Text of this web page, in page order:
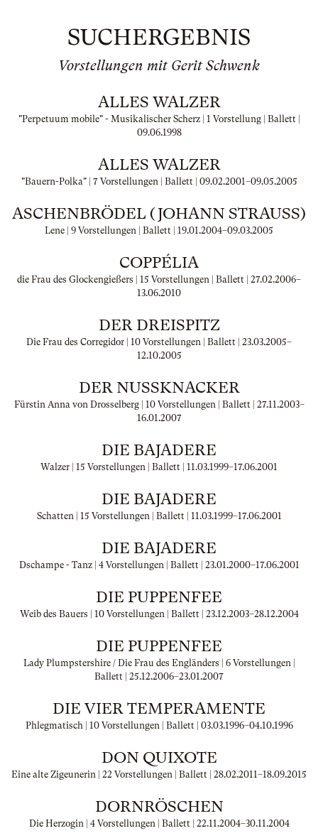
SUCHERGEBNIS
Vorstellungen mit Gerit Schwenk
ALLES WALZER
"Perpetuum mobile" - Musikalischer Scherz | 1 Vorstellung | Ballett |
09.06.1998
ALLES WALZER
"Bauern-Polka" | 7 Vorstellungen | Ballett | 09.02.2001–09.05.2005
ASCHENBRÖDEL (JOHANN STRAUSS)
Lene | 9 Vorstellungen | Ballett | 19.01.2004–09.03.2005
COPPÉLIA
die Frau des Glockengießers | 15 Vorstellungen | Ballett | 27.02.2006–
13.06.2010
DER DREISPITZ
Die Frau des Corregidor | 10 Vorstellungen | Ballett | 23.03.2005–
12.10.2005
DER NUSSKNACKER
Fürstin Anna von Drosselberg | 10 Vorstellungen | Ballett | 27.11.2003–
16.01.2007
DIE BAJADERE
Walzer | 15 Vorstellungen | Ballett | 11.03.1999–17.06.2001
DIE BAJADERE
Schatten | 15 Vorstellungen | Ballett | 11.03.1999–17.06.2001
DIE BAJADERE
Dschampe - Tanz | 4 Vorstellungen | Ballett | 23.01.2000–17.06.2001
DIE PUPPENFEE
Weib des Bauers | 10 Vorstellungen | Ballett | 23.12.2003–28.12.2004
DIE PUPPENFEE
Lady Plumpstershire / Die Frau des Engländers | 6 Vorstellungen |
Ballett | 25.12.2006–23.01.2007
DIE VIER TEMPERAMENTE
Phlegmatisch | 10 Vorstellungen | Ballett | 03.03.1996–04.10.1996
DON QUIXOTE
Eine alte Zigeunerin | 22 Vorstellungen | Ballett | 28.02.2011–18.09.2015
DORNRÖSCHEN
Die Herzogin | 4 Vorstellungen | Ballett | 22.11.2004–30.11.2004